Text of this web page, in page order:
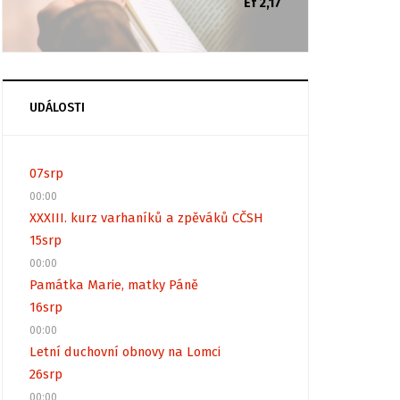
Ef 2,17
UDÁLOSTI
07srp
00:00
XXXIII. kurz varhaníků a zpěváků CČSH
15srp
00:00
Památka Marie, matky Páně
16srp
00:00
Letní duchovní obnovy na Lomci
26srp
00:00